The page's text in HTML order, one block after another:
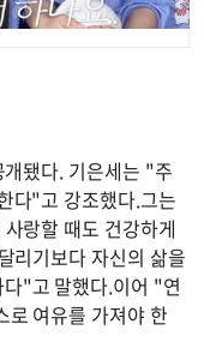
됐다. 기은세는 "주
다"고 강조했다.그는
랑할 때도 건강하게
리기보다 자신의 삶을
"고 말했다.이어 "연
여유를 가져야 한